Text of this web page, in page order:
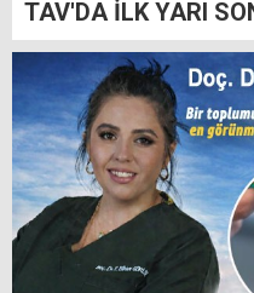
TAV'DA İLK YARI